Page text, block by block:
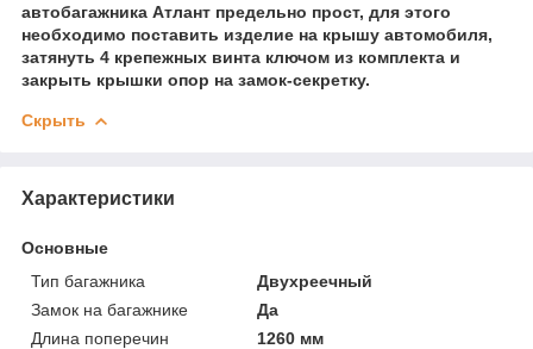
автобагажника Атлант предельно прост, для этого
необходимо поставить изделие на крышу автомобиля,
затянуть 4 крепежных винта ключом из комплекта и
закрыть крышки опор на замок-секретку.
Скрыть
Характеристики
Основные
Тип багажника
Двухреечный
Замок на багажнике
Да
Длина поперечин
1260 мм